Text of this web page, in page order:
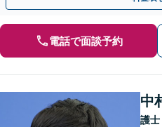
電話で面談予約
中
護士